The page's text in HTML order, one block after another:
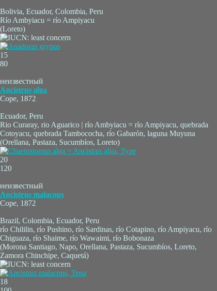
Bolivia, Ecuador, Colombia, Peru
Río Ambyiacu = río Ampiyacu
(Loreto)
15
80
неизвестный
Ancistrus alga
Cope, 1872
Ecuador, Peru
Rio Curaray, rio Aguarico | río Ambyiacu = río Ampiyacu, quebrada
Cotoyacu, quebrada Tambococha, río Gabarón, laguna Muyuna
(Orellana, Pastaza, Sucumbíos, Loreto)
20
120
неизвестный
Ancistrus malacops
Cope, 1872
Brazil, Colombia, Ecuador, Peru
río Chililin, río Pushino, río Sardinas, río Cotapino, río Ampiyacu, río
Chiguaza, río Shaime, río Wawaimi, río Bobonaza
(Morona Santiago, Napo, Orellana, Pastaza, Sucumbíos, Loreto,
Zamora Chinchipe, Caquetá)
18